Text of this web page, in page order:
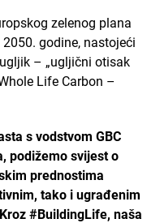
zelenog plana
godine, nastojeći
– „ugljični otisak
Life Carbon –
s vodstvom GBC
podižemo svijest o
prednostima
tako i ugrađenim
#BuildingLife, naša